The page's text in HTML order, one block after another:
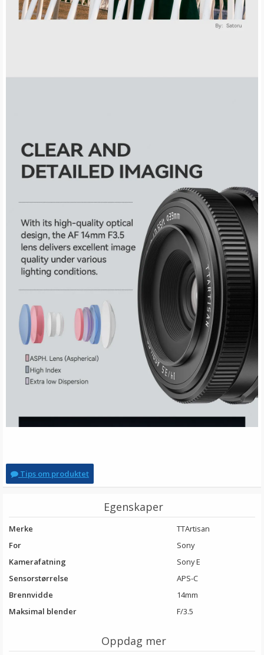
Tips om produktet
Egenskaper
Merke
TTArtisan
For
Sony
Kamerafatning
Sony E
Sensorstørrelse
APS-C
Brennvidde
14mm
Maksimal blender
F/3.5
Oppdag mer